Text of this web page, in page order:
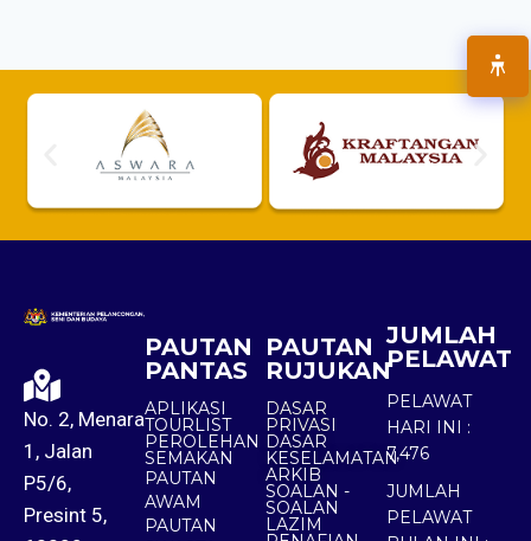
No. 2, Menara
1, Jalan
P5/6,
Presint 5,
PAUTAN
PANTAS
APLIKASI
TOURLIST
PEROLEHAN
SEMAKAN
PAUTAN
AWAM
PAUTAN
PAUTAN
RUJUKAN
DASAR
PRIVASI
DASAR
KESELAMATAN
ARKIB
SOALAN -
SOALAN
LAZIM
JUMLAH
PELAWAT
PELAWAT
HARI INI :
7,476
JUMLAH
PELAWAT